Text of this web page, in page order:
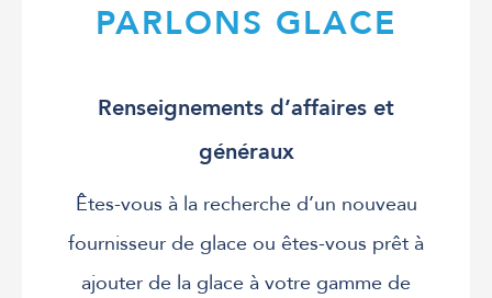
PARLONS GLACE
Renseignements d’affaires et
généraux
Êtes-vous à la recherche d’un nouveau
fournisseur de glace ou êtes-vous prêt à
ajouter de la glace à votre gamme de